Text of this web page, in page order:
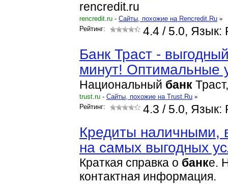
rencredit.ru
rencredit.ru - Cайты, похожие на Rencredit.Ru »
Рейтинг:
4.4 / 5.0, Язык:
Банк Траст -
минут! Оптимальные
Национальный банк
trust.ru - Cайты, похожие на Trust.Ru »
Рейтинг:
4.3 / 5.0, Язык:
Кредиты наличными,
на самых выгодных
Краткая справка о банке.
контактная информация.